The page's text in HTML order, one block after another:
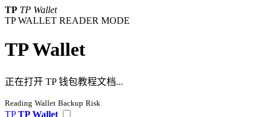
TP TP Wallet
TP WALLET READER MODE
TP Wallet
正在打开 TP 钱包教程文档...
Reading Wallet Backup Risk
TP TP Wallet